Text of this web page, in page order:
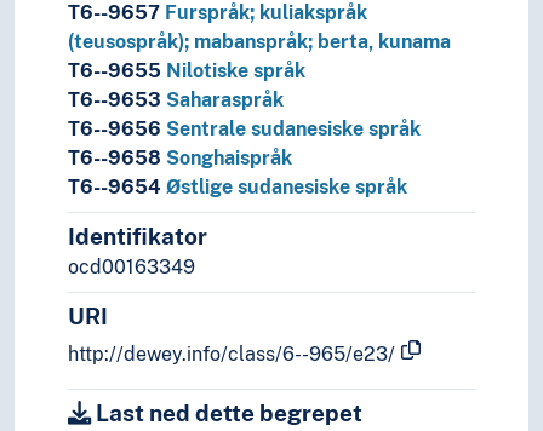
T6--9657 Furspråk; kuliakspråk
(teusospråk); mabanspråk; berta, kunama
T6--9655 Nilotiske språk
T6--9653 Saharaspråk
T6--9656 Sentrale sudanesiske språk
T6--9658 Songhaispråk
T6--9654 Østlige sudanesiske språk
Identifikator
ocd00163349
URI
http://dewey.info/class/6--965/e23/
Last ned dette begrepet